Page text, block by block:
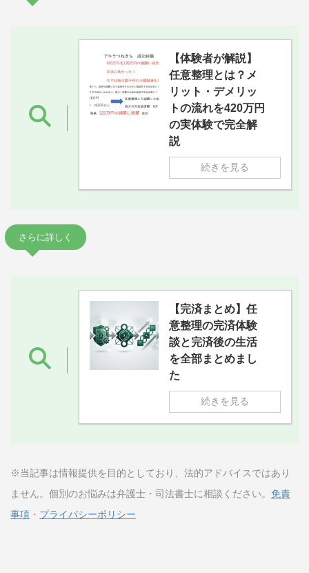
【体験者が解説】
任意整理とは？メ
リット・デメリッ
トの流れを420万円
の実体験で完全解
説
続きを見る
さらに詳しく
【完済まとめ】任
意整理の完済体験
談と完済後の生活
を全部まとめまし
た
続きを見る
※当記事は情報提供を目的としており、法的アドバイスではあり
ません。個別のお悩みは弁護士・司法書士に相談ください。 免責
事項 ・ プライバシーポリシー